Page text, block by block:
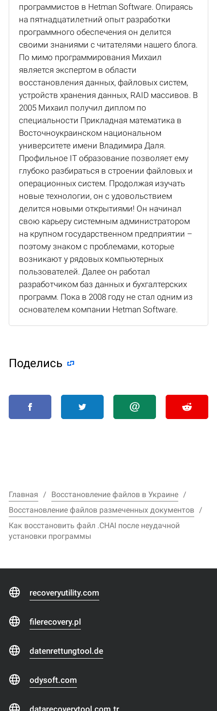
программистов в Hetman Software. Опираясь
на пятнадцатилетний опыт разработки
программного обеспечения он делится
своими знаниями с читателями нашего блога.
По мимо программирования Михаил
является экспертом в области
восстановления данных, файловых систем,
устройств хранения данных, RAID массивов. В
2005 Михаил получил диплом по
специальности Прикладная математика в
Восточноукраинском национальном
университете имени Владимира Даля.
Профильное IT образование позволяет ему
глубоко разбираться в строении файловых и
операционных систем. Продолжая изучать
новые технологии, он с удовольствием
делится новыми открытиями! Он начинал
свою карьеру системным администратором
на крупном государственном предприятии –
поэтому знаком с проблемами, которые
возникают у рядовых компьютерных
пользователей. Далее он работал
разработчиком баз данных и бухгалтерских
программ. Пока в 2008 году не стал одним из
основателем компании Hetman Software.
Поделиcь
Главная
Восстановление файлов в Украине
Восстановление файлов размеченных документов
Как восстановить файл .CHAI после неудачной
установки программы
recoveryutility.com
filerecovery.pl
datenrettungtool.de
odysoft.com